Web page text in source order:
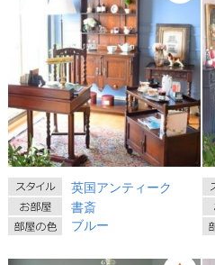
英国アンティーク
書斎
ブルー